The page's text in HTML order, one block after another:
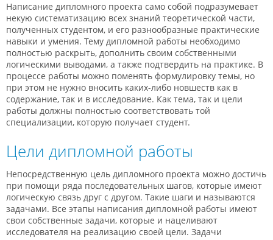
Написание дипломного проекта само собой подразумевает
некую систематизацию всех знаний теоретической части,
полученных студентом, и его разнообразные практические
навыки и умения. Тему дипломной работы необходимо
полностью раскрыть, дополнить своим собственными
логическими выводами, а также подтвердить на практике. В
процессе работы можно поменять формулировку темы, но
при этом не нужно вносить каких-либо новшеств как в
содержание, так и в исследование. Как тема, так и цели
работы должны полностью соответствовать той
специализации, которую получает студент.
Цели дипломной работы
Непосредственную цель дипломного проекта можно достичь
при помощи ряда последовательных шагов, которые имеют
логическую связь друг с другом. Такие шаги и называются
задачами. Все этапы написания дипломной работы имеют
свои собственные задачи, которые и нацеливают
исследователя на реализацию своей цели. Задачи